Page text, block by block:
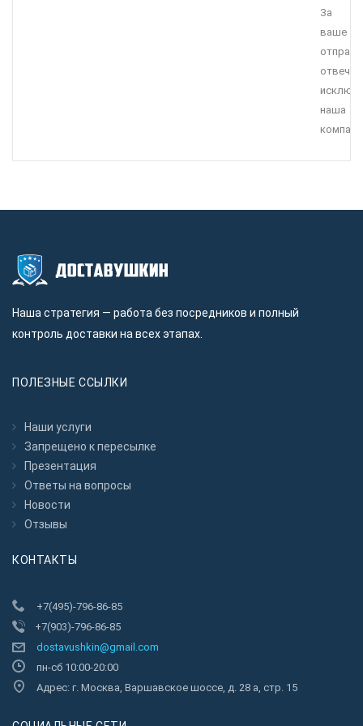
За
ваше
наша
Наша стратегия — работа без посредников и полный
контроль доставки на всех этапах.
ПОЛЕЗНЫЕ ССЫЛКИ
Наши услуги
Запрещено к пересылкe
Презентация
Ответы на вопросы
Новости
Отзывы
КОНТАКТЫ
+7(495)-796-86-85
+7(903)-796-86-85
dostavushkin@gmail.com
пн-сб 10:00-20:00
Адрес: г. Москва, Варшавское шоссе, д. 28 а, стр. 15